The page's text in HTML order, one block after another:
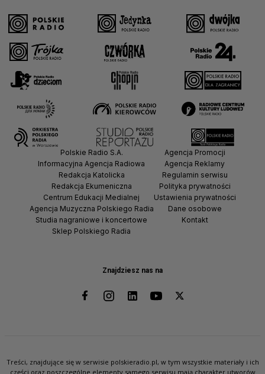
Znajdziesz nas na
Polskie Radio S.A.
Informacyjna Agencja Radiowa
Redakcja Katolicka
Redakcja Ekumeniczna
Centrum Edukacji Medialnej
Agencja Muzyczna Polskiego Radia
Studia nagraniowe i koncertowe
Sklep Polskiego Radia
Agencja Promocji
Agencja Reklamy
Regulamin serwisu
Polityka prywatności
Ustawienia prywatności
Dane osobowe
Kontakt
Treści, znajdujące się w serwisie polskieradio.pl, w tym wszystkie materiały i ich
części oraz poszczególne elementy samego serwisu mają charakter utworów